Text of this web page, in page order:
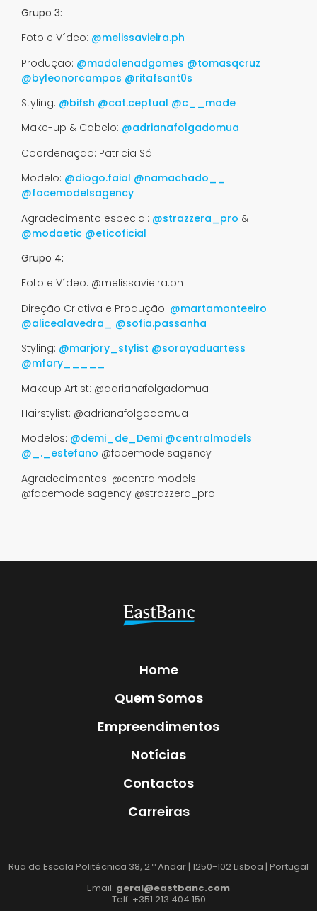
Grupo 3:
Foto e Vídeo: @melissavieira.ph
Produção: @madalenadgomes @tomasqcruz
@byleonorcampos @ritafsant0s
Styling: @bifsh @cat.ceptual @c__mode
Make-up & Cabelo: @adrianafolgadomua
Coordenação: Patricia Sá
Modelo: @diogo.faial @namachado__
@facemodelsagency
Agradecimento especial: @strazzera_pro &
@modaetic @eticoficial
Grupo 4:
Foto e Vídeo: @melissavieira.ph
Direção Criativa e Produção: @martamonteeiro
@alicealavedra_
@sofia.passanha
Styling: @marjory_stylist @sorayaduartess
@mfary_____
Makeup Artist: @adrianafolgadomua
Hairstylist: @adrianafolgadomua
Modelos: @demi_de_Demi @centralmodels
@_._estefano @facemodelsagency
Agradecimentos: @centralmodels
@facemodelsagency @strazzera_pro
Home
Quem Somos
Empreendimentos
Notícias
Contactos
Carreiras
Rua da Escola Politécnica 38, 2.º Andar | 1250-102 Lisboa | Portugal
Email: geral@eastbanc.com
Telf: +351 213 404 150